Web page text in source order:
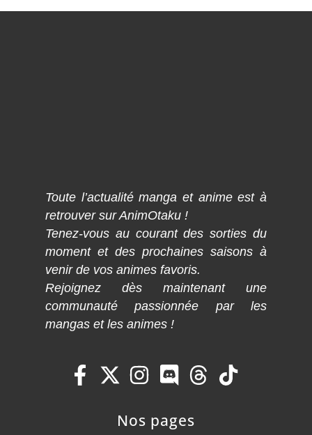
Toute l’actualité manga et anime est à
retrouver sur AnimOtaku !
Tenez-vous au courant des sorties du
moment et des prochaines saisons à
venir de vos animes favoris.
Rejoignez dès maintenant une
communauté passionnée par les
mangas et les animes !
Nos pages